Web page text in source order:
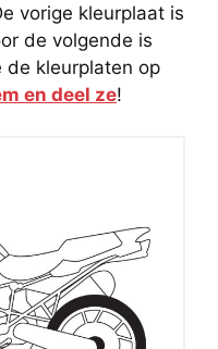
vorige kleurplaat is
de volgende is
de kleurplaten op
en deel ze!